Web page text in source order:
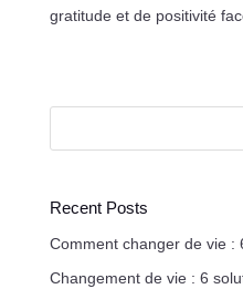
gratitude et de positivité
Recent Posts
Comment changer de vie :
Changement de vie : 6